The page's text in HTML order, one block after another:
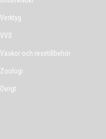
Verktyg
VVS
Väskor och resetillbehör
Zoologi
Övrigt